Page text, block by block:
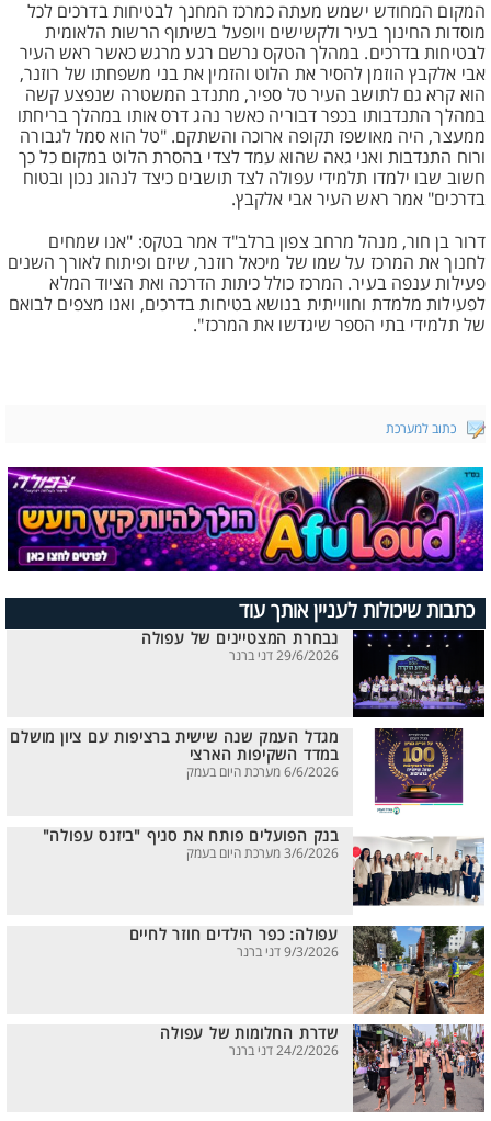
המקום המחודש ישמש מעתה כמרכז המחנך לבטיחות בדרכים לכל
מוסדות החינוך בעיר ולקשישים ויופעל בשיתוף הרשות הלאומית
לבטיחות בדרכים. במהלך הטקס נרשם רגע מרגש כאשר ראש העיר
אבי אלקבץ הוזמן להסיר את הלוט והזמין את בני משפחתו של רוזנר,
הוא קרא גם לתושב העיר טל ספיר, מתנדב המשטרה שנפצע קשה
במהלך התנדבותו בכפר דבוריה כאשר נהג דרס אותו במהלך בריחתו
ממעצר, היה מאושפז תקופה ארוכה והשתקם. "טל הוא סמל לגבורה
ורוח התנדבות ואני גאה שהוא עמד לצדי בהסרת הלוט במקום כל כך
חשוב שבו ילמדו תלמידי עפולה לצד תושבים כיצד לנהוג נכון ובטוח
בדרכים" אמר ראש העיר אבי אלקבץ.
דרור בן חור, מנהל מרחב צפון ברלב"ד אמר בטקס: "אנו שמחים
לחנוך את המרכז על שמו של מיכאל רוזנר, שיזם ופיתוח לאורך השנים
פעילות ענפה בעיר. המרכז כולל כיתות הדרכה ואת הציוד המלא
לפעילות מלמדת וחווייתית בנושא בטיחות בדרכים, ואנו מצפים לבואם
של תלמידי בתי הספר שיגדשו את המרכז".
כתוב למערכת
כתבות שיכולות לעניין אותך עוד
נבחרת המצטיינים של עפולה
29/6/2026 דני ברנר
מגדל העמק שנה שישית ברציפות עם ציון מושלם
במדד השקיפות הארצי
6/6/2026 מערכת היום בעמק
בנק הפועלים פותח את סניף "ביזנס עפולה"
3/6/2026 מערכת היום בעמק
עפולה: כפר הילדים חוזר לחיים
9/3/2026 דני ברנר
שדרת החלומות של עפולה
24/2/2026 דני ברנר